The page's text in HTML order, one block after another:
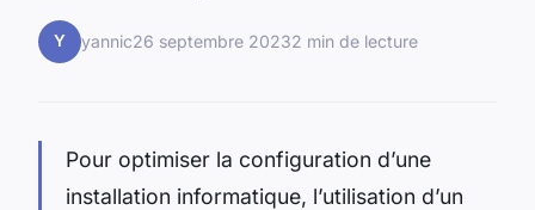
Y yannic26 septembre 20232 min de lecture
Pour optimiser la configuration d’une
installation informatique, l’utilisation d’un